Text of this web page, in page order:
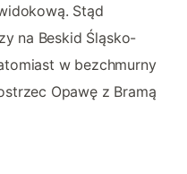
Stąd
na Beskid Śląsko-
w bezchmurny
Opawę z Bramą